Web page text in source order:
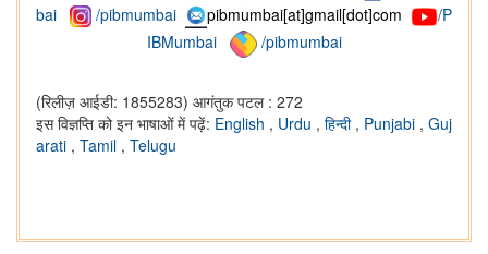
bai
/pibmumbai pibmumbai[at]gmail[dot]com
/P
IBMumbai
/pibmumbai
(रिलीज़ आईडी: 1855283) आगंतुक पटल : 272
इस विज्ञप्ति को इन भाषाओं में पढ़ें: English , Urdu , हिन्दी , Punjabi , Guj
arati , Tamil , Telugu